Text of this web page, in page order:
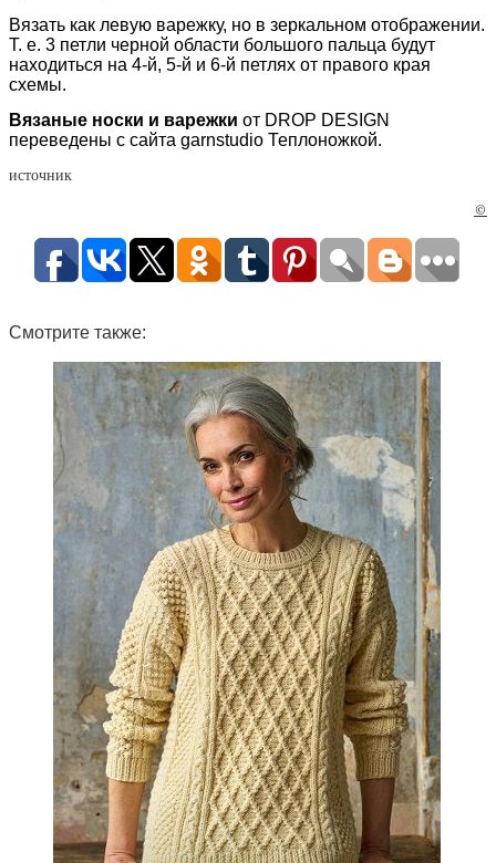
Вязать как левую варежку, но в зеркальном отображении.
Т. е. 3 петли черной области большого пальца будут
находиться на 4-й, 5-й и 6-й петлях от правого края
схемы.
Вязаные носки и варежки от DROP DESIGN
переведены с сайта garnstudio Теплоножкой.
источник
©
Смотрите также: